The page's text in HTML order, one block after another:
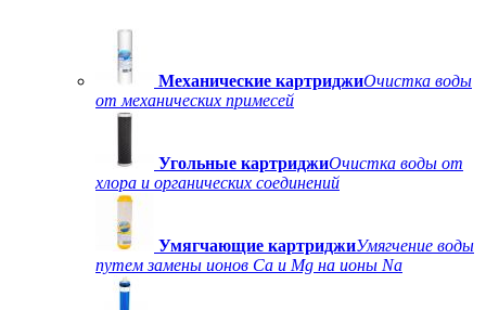
Механические картриджиОчистка воды
от механических примесей
Угольные картриджиОчистка воды от
хлора и органических соединений
Умягчающие картриджиУмягчение воды
путем замены ионов Ca и Mg на ионы Na